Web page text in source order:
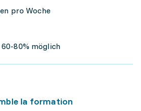
pro Woche
80% möglich
la formation